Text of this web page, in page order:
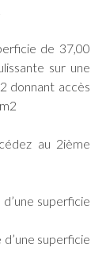
de 37,00
sur une
donnant accès
au 2ième
superficie
superficie